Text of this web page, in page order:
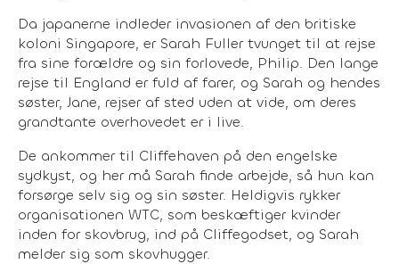
Da japanerne indleder invasionen af den britiske
koloni Singapore, er Sarah Fuller tvunget til at rejse
fra sine forældre og sin forlovede, Philip. Den lange
rejse til England er fuld af farer, og Sarah og hendes
søster, Jane, rejser af sted uden at vide, om deres
grandtante overhovedet er i live.
De ankommer til Cliffehaven på den engelske
sydkyst, og her må Sarah finde arbejde, så hun kan
forsørge selv sig og sin søster. Heldigvis rykker
organisationen WTC, som beskæftiger kvinder
inden for skovbrug, ind på Cliffegodset, og Sarah
melder sig som skovhugger.